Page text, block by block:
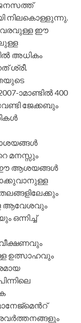
നിലകൊള്ളുന്നു.
ഈ
അധികം
ശ്രീ.
ാമാണ്ടില്‍ 400
ജേക്കബും
മനസ്സും
ഈ ആശയങ്ങള്‍
ആവേശവും
ഒന്നിച്ച്
ഉത്സാഹവും